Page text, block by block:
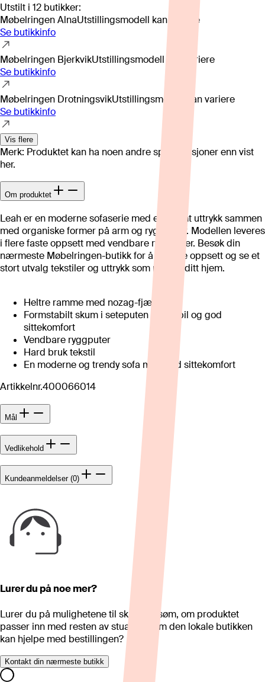
Utstilt i 12 butikker:
Møbelringen AlnaUtstillingsmodell kan variere
Se butikkinfo
Møbelringen BjerkvikUtstillingsmodell kan variere
Se butikkinfo
Møbelringen DrotningsvikUtstillingsmodell kan variere
Se butikkinfo
Vis flere
Merk: Produktet kan ha noen andre spesifikasjoner enn vist
her.
Om produktet
Leah er en moderne sofaserie med et stramt uttrykk sammen
med organiske former på arm og ryggputer. Modellen leveres
i flere faste oppsett med vendbare ryggputer. Besøk din
nærmeste Møbelringen-butikk for å se flere oppsett og se et
stort utvalg tekstiler og uttrykk som passer ditt hjem.
Heltre ramme med nozag-fjæring
Formstabilt skum i seteputen for stabil og god
sittekomfort
Vendbare ryggputer
Hard bruk tekstil
En moderne og trendy sofa med god sittekomfort
Artikkelnr.400066014
Mål
Vedlikehold
Kundeanmeldelser (0)
Lurer du på noe mer?
Lurer du på mulighetene til skreddersøm, om produktet
passer inn med resten av stua eller om den lokale butikken
kan hjelpe med bestillingen?
Kontakt din nærmeste butikk